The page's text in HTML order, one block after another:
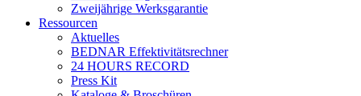
Zweijährige Werksgarantie
Ressourcen
Aktuelles
BEDNAR Effektivitätsrechner
24 HOURS RECORD
Press Kit